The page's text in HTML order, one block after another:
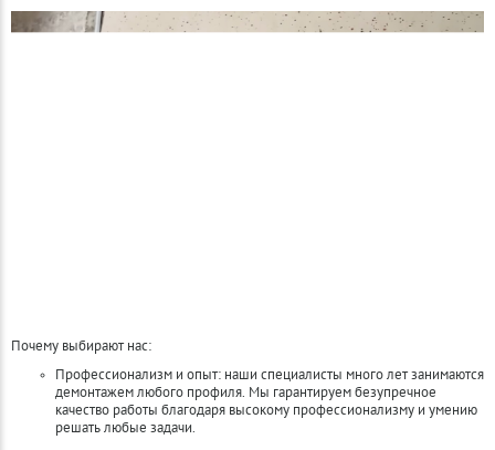
Почему выбирают нас:
Профессионализм и опыт: наши специалисты много лет занимаются
демонтажем любого профиля. Мы гарантируем безупречное
качество работы благодаря высокому профессионализму и умению
решать любые задачи.